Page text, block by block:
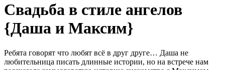
Свадьба в стиле ангелов
{Даша и Максим}
Ребята говорят что любят всё в друг друге… Даша не
любительница писать длинные истории, но на встрече нам